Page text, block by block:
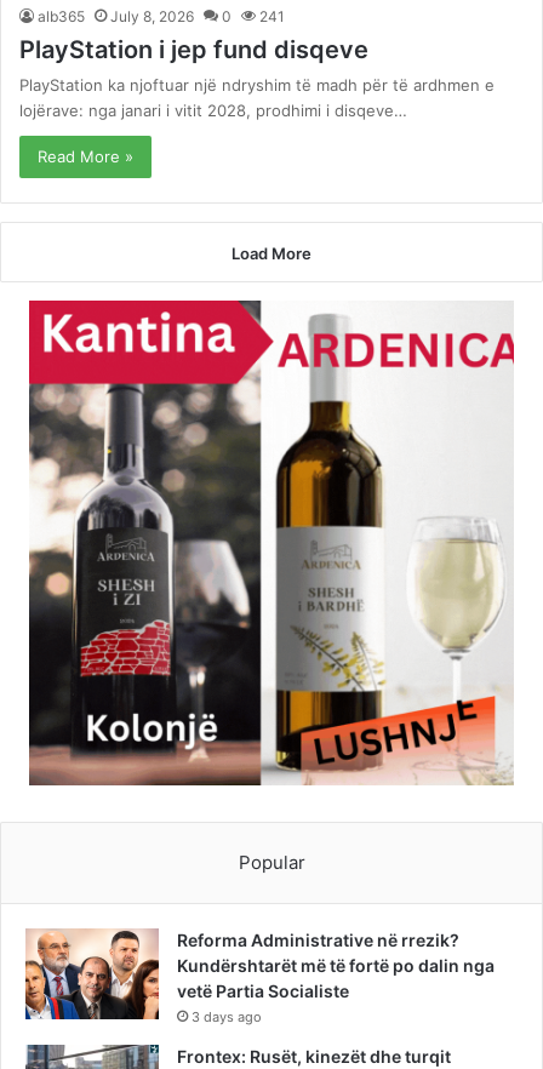
alb365 July 8, 2026 0 241
PlayStation i jep fund disqeve
PlayStation ka njoftuar një ndryshim të madh për të ardhmen e
lojërave: nga janari i vitit 2028, prodhimi i disqeve…
Read More »
Load More
Popular
Reforma Administrative në rrezik?
Kundërshtarët më të fortë po dalin nga
vetë Partia Socialiste
3 days ago
Frontex: Rusët, kinezët dhe turqit